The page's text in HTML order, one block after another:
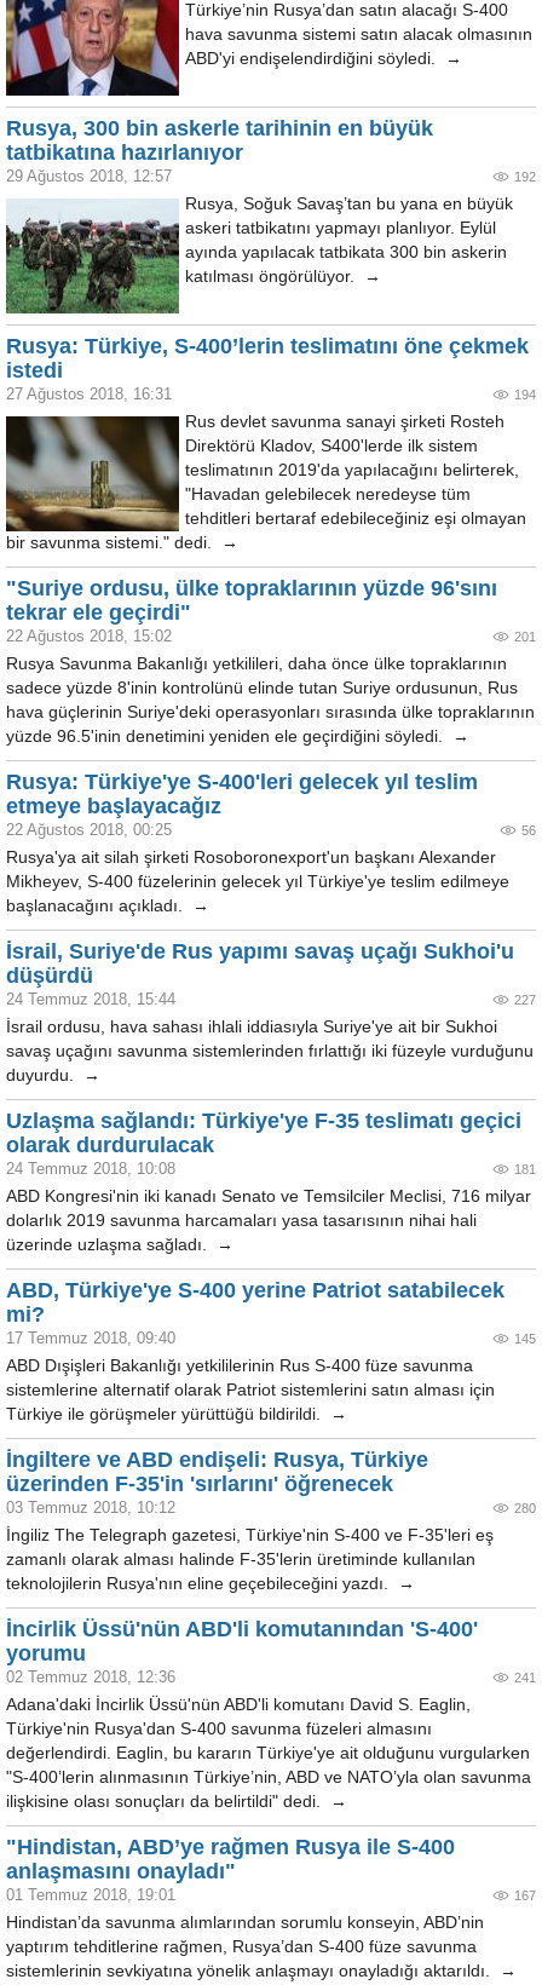
Türkiye’nin Rusya’dan satın alacağı S-400
hava savunma sistemi satın alacak olmasının
ABD'yi endişelendirdiğini söyledi. →
Rusya, 300 bin askerle tarihinin en büyük
tatbikatına hazırlanıyor
29 Ağustos 2018, 12:57 192
Rusya, Soğuk Savaş’tan bu yana en büyük
askeri tatbikatını yapmayı planlıyor. Eylül
ayında yapılacak tatbikata 300 bin askerin
katılması öngörülüyor. →
Rusya: Türkiye, S-400’lerin teslimatını öne çekmek
istedi
27 Ağustos 2018, 16:31 194
Rus devlet savunma sanayi şirketi Rosteh
Direktörü Kladov, S400'lerde ilk sistem
teslimatının 2019'da yapılacağını belirterek,
"Havadan gelebilecek neredeyse tüm
tehditleri bertaraf edebileceğiniz eşi olmayan
bir savunma sistemi." dedi. →
"Suriye ordusu, ülke topraklarının yüzde 96'sını
tekrar ele geçirdi"
22 Ağustos 2018, 15:02 201
Rusya Savunma Bakanlığı yetkilileri, daha önce ülke topraklarının
sadece yüzde 8'inin kontrolünü elinde tutan Suriye ordusunun, Rus
hava güçlerinin Suriye'deki operasyonları sırasında ülke topraklarının
yüzde 96.5'inin denetimini yeniden ele geçirdiğini söyledi. →
Rusya: Türkiye'ye S-400'leri gelecek yıl teslim
etmeye başlayacağız
22 Ağustos 2018, 00:25 56
Rusya'ya ait silah şirketi Rosoboronexport'un başkanı Alexander
Mikheyev, S-400 füzelerinin gelecek yıl Türkiye'ye teslim edilmeye
başlanacağını açıkladı. →
İsrail, Suriye'de Rus yapımı savaş uçağı Sukhoi'u
düşürdü
24 Temmuz 2018, 15:44 227
İsrail ordusu, hava sahası ihlali iddiasıyla Suriye'ye ait bir Sukhoi
savaş uçağını savunma sistemlerinden fırlattığı iki füzeyle vurduğunu
duyurdu. →
Uzlaşma sağlandı: Türkiye'ye F-35 teslimatı geçici
olarak durdurulacak
24 Temmuz 2018, 10:08 181
ABD Kongresi'nin iki kanadı Senato ve Temsilciler Meclisi, 716 milyar
dolarlık 2019 savunma harcamaları yasa tasarısının nihai hali
üzerinde uzlaşma sağladı. →
ABD, Türkiye'ye S-400 yerine Patriot satabilecek
mi?
17 Temmuz 2018, 09:40 145
ABD Dışişleri Bakanlığı yetkililerinin Rus S-400 füze savunma
sistemlerine alternatif olarak Patriot sistemlerini satın alması için
Türkiye ile görüşmeler yürüttüğü bildirildi. →
İngiltere ve ABD endişeli: Rusya, Türkiye
üzerinden F-35'in 'sırlarını' öğrenecek
03 Temmuz 2018, 10:12 280
İngiliz The Telegraph gazetesi, Türkiye'nin S-400 ve F-35'leri eş
zamanlı olarak alması halinde F-35'lerin üretiminde kullanılan
teknolojilerin Rusya'nın eline geçebileceğini yazdı. →
İncirlik Üssü'nün ABD'li komutanından 'S-400'
yorumu
02 Temmuz 2018, 12:36 241
Adana'daki İncirlik Üssü'nün ABD'li komutanı David S. Eaglin,
Türkiye'nin Rusya'dan S-400 savunma füzeleri almasını
değerlendirdi. Eaglin, bu kararın Türkiye'ye ait olduğunu vurgularken
"S-400’lerin alınmasının Türkiye’nin, ABD ve NATO’yla olan savunma
ilişkisine olası sonuçları da belirtildi" dedi. →
"Hindistan, ABD’ye rağmen Rusya ile S-400
anlaşmasını onayladı"
01 Temmuz 2018, 19:01 167
Hindistan’da savunma alımlarından sorumlu konseyin, ABD’nin
yaptırım tehditlerine rağmen, Rusya’dan S-400 füze savunma
sistemlerinin sevkiyatına yönelik anlaşmayı onayladığı aktarıldı. →